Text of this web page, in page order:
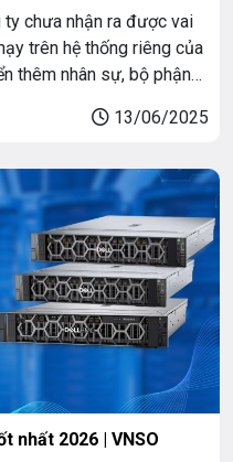
ty chưa nhận ra được vai
trên hệ thống riêng của
thêm nhân sự, bộ phận
13/06/2025
nhất 2026 | VNSO